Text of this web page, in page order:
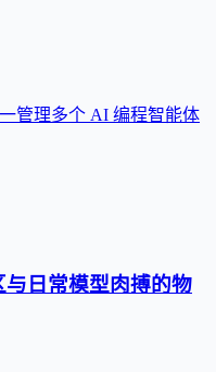
管理多个 AI 编程智能体
日常模型肉搏的物